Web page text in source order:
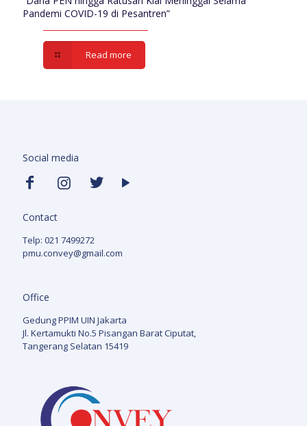
Pandemi COVID-19 di Pesantren”
Read more
Social media
Contact
Telp: 021 7499272
pmu.convey@gmail.com
Office
Gedung PPIM UIN Jakarta
Jl. Kertamukti No.5 Pisangan Barat Ciputat,
Tangerang Selatan 15419